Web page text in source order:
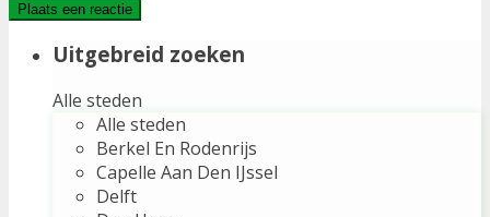
Uitgebreid zoeken
Alle steden
Alle steden
Berkel En Rodenrijs
Capelle Aan Den IJssel
Delft